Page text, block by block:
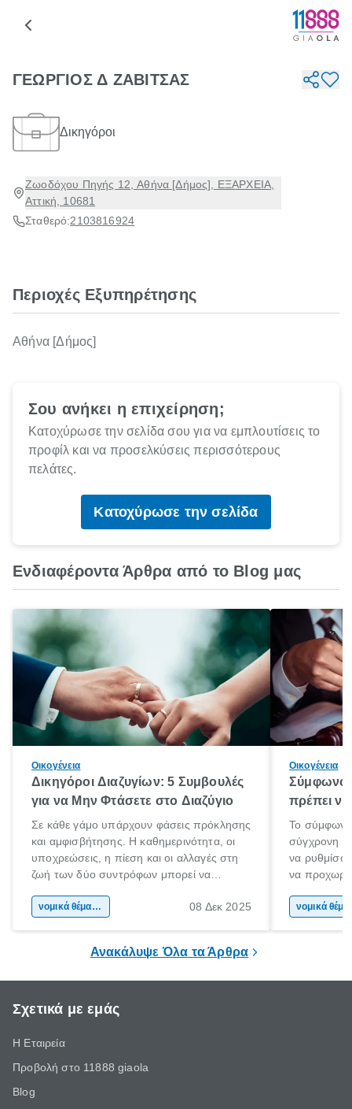
ΓΕΩΡΓΙΟΣ Δ ΖΑΒΙΤΣΑΣ
Δικηγόροι
Ζωοδόχου Πηγής 12, Αθήνα [Δήμος], ΕΞΑΡΧΕΙΑ,
Αττική, 10681
Σταθερό:2103816924
Περιοχές Εξυπηρέτησης
Αθήνα [Δήμος]
Σου ανήκει η επιχείρηση;
Κατοχύρωσε την σελίδα σου για να εμπλουτίσεις το
προφίλ και να προσελκύσεις περισσότερους
πελάτες.
Κατοχύρωσε την σελίδα
Ενδιαφέροντα Άρθρα από το Blog μας
Οικογένεια
Δικηγόροι Διαζυγίων: 5 Συμβουλές
για να Μην Φτάσετε στο Διαζύγιο
Σε κάθε γάμο υπάρχουν φάσεις πρόκλησης
και αμφισβήτησης. Η καθημερινότητα, οι
υποχρεώσεις, η πίεση και οι αλλαγές στη
ζωή των δύο συντρόφων μπορεί να
Όταν οι διαφωνίες πληθαίνουν και η
νομικά θέματα & συμβουλές 08 Δεκ 2025
Οικογένεια
Σύμφωνο
πρέπει να
Το σύμφωνο
σύγχρονη
να
να
θέλεις
Ανακάλυψε Όλα τα Άρθρα
Σχετικά με εμάς
Η Εταιρεία
Προβολή στο 11888 giaola
Blog